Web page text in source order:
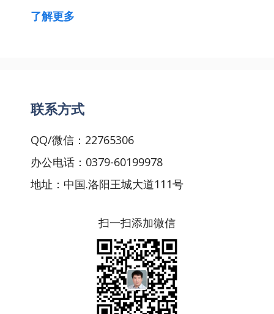
了解更多
联系方式
QQ/微信：22765306
办公电话：0379-60199978
地址：中国.洛阳王城大道111号
扫一扫添加微信